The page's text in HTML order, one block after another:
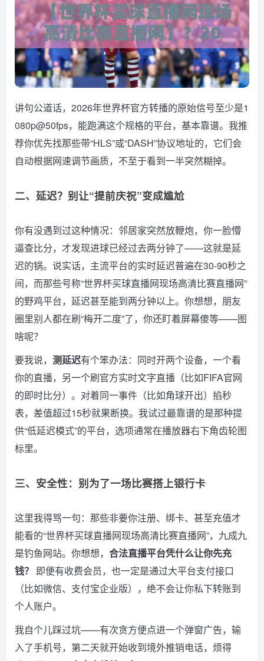
讲句公道话，2026年世界杯官方转播的原始信号至少是1
080p@50fps，能跑满这个规格的平台，基本靠谱。我推
荐你优先找那些带“HLS”或“DASH”协议地址的，它们会
自动根据网速调节画质，不至于看到一半突然糊掉。
二、延迟？别让“提前庆祝”变成尴尬
你有没遇到过这种情况：邻居家突然放鞭炮，你一脸懵
逼查比分，才发现进球已经过去两分钟了——这就是延
迟的锅。说实话，主流平台的实时延迟普遍在30-90秒之
间，而那些号称“世界杯买球直播网现场高清比赛直播网”
的野鸡平台，延迟甚至能到两分钟以上。你想想，朋友
圈里别人都在刷“梅开二度”了，你还盯着屏幕傻等——图
啥呢？
要我说， 测延迟有个笨办法：同时开两个设备，一个看
你的直播，另一个刷官方实时文字直播（比如FIFA官网
的即时比分）。对着同一事件（比如角球开出）掐秒
表，差值超过15秒就果断换。我试过最靠谱的是那种提
供“低延迟模式”的平台，选项通常在播放器右下角齿轮图
标里。
三、安全性：别为了一场比赛搭上银行卡
这里我得骂一句：那些非要你注册、绑卡、甚至充值才
能看的“世界杯买球直播网现场高清比赛直播网”，九成九
是钓鱼网站。你想想， 合法直播平台凭什么让你先充
钱？ 即便有收费会员，也一定是通过大平台支付接口
（比如微信、支付宝企业版），绝不会让你私下转账到
个人账户。
我自个儿踩过坑——有次贪方便点进一个弹窗广告，输
入了手机号，第二天就开始收到境外推销电话，烦得